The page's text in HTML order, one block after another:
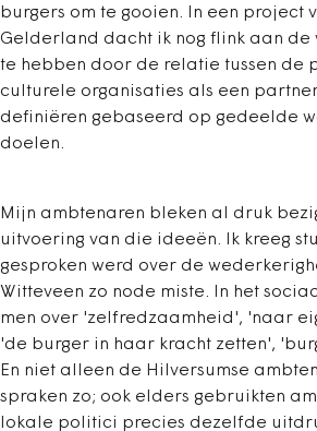
burgers om te gooien. In een project
Gelderland dacht ik nog flink aan de
te hebben door de relatie tussen de
culturele organisaties als een
definiëren gebaseerd op gedeelde
doelen.
Mijn ambtenaren bleken al druk
uitvoering van die ideeën. Ik kreeg
gesproken werd over de
Witteveen zo node miste. In het
men over 'zelfredzaamheid', 'naar
'de burger in haar kracht zetten',
En niet alleen de Hilversumse
spraken zo; ook elders gebruikten
lokale politici precies dezelfde